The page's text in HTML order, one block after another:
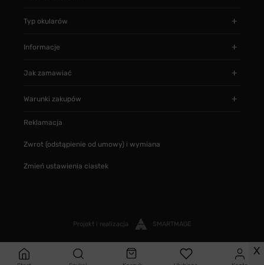
Typ okularów
Informacje
Jak zamawiać
Warunki zakupów
Reklamacja
Zwrot (odstąpienie od umowy) i wymiana
Zmień ustawienia ciastek
Projekt i realizacja SMARTMAGE
X